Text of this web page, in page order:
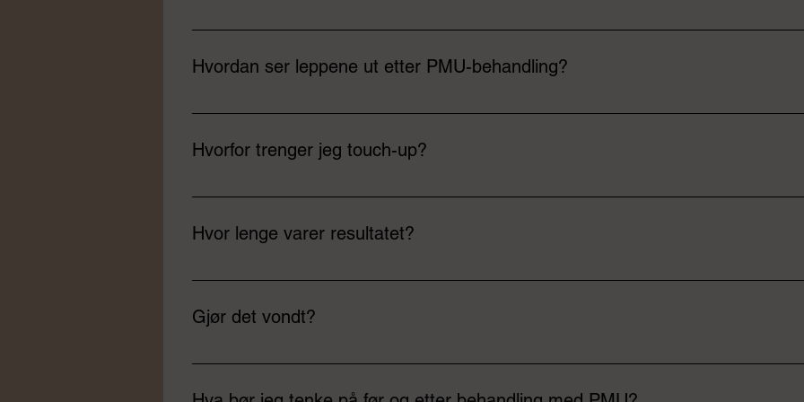
Gratis konsultasjon og vurdering Oppmåling og formvurdering Nøyaktig oppmåling og
Hvordan ser leppene ut etter PMU-behandling?
Leppene vil se mye mørkere og mer intense ut rett etter behandling, samt lettere hovne samme
Hvorfor trenger jeg touch-up?
Det er en viktig del av PMU-prosessen for lepper. Fordi første runde med pigment kan slippe litt
Hvor lenge varer resultatet?
Resultatet er semipermanent -vanligvis 2–5 år, avhengig av hudtype, livsstil, soling og
Gjør det vondt?
Nei – vi bruker lokalbedøvende krem. De fleste opplever kun lett ubehag, ofte beskrevet som